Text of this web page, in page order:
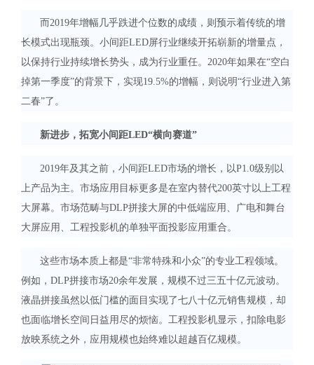
而2019年增幅几乎跌进个位数的成绩，则预示着传统的增
长模式出现瓶颈。小间距LED屏行业继续开拓崭新的增量点，
以保持行业持续增长势头，成为行业重任。2020年如果在“空白
掉第一季度”的背景下，实现19.5%的增幅，则说明“行业进入第
二春”了。
新进步，拓宽小间距LED“横向赛道”
2019年及其之前，小间距LED市场的增长，以P1.0级别以
上产品为主。市场应用目标更多是在室内替代200英寸以上工程
大屏幕。市场范畴与DLP拼接大屏的中低端应用、广电和舞台
大屏应用、工程投影机的单独平面投影应用重合。
这些市场本质上都是“非常特殊和小众”的专业工程领域。
例如，DLP拼接市场20余年发展，规模不过三五十亿元波动。
液晶拼接虽然以低门槛的面目实现了七八十亿元销售规模，却
也面临增长空间日益用尽的烦恼。工程投影机显示，扣除电影
放映系统之外，应用规模也始终难以超越百亿规模。